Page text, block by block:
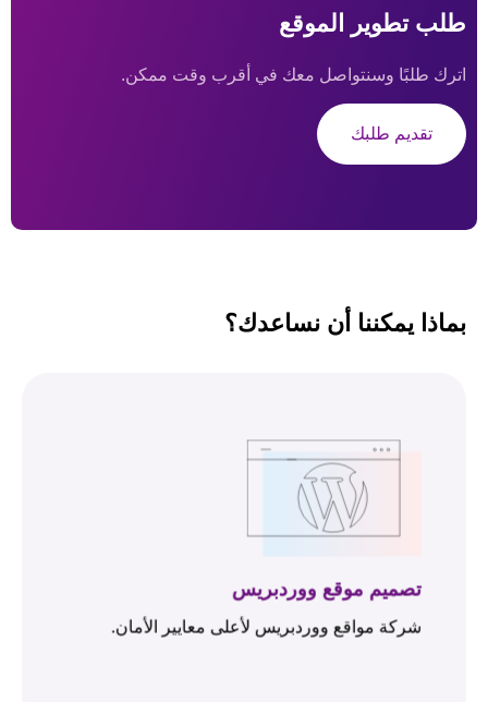
طلب تطوير الموقع
اترك طلبًا وسنتواصل معك في أقرب وقت ممكن.
تقديم طلبك
بماذا يمكننا أن نساعدك؟
تصميم موقع ووردبريس
شركة مواقع ووردبريس لأعلى معايير الأمان.